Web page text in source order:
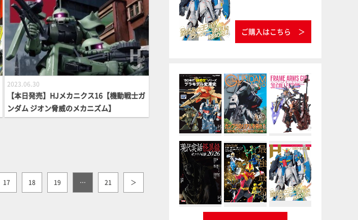
2023.06.30
【本日発売】HJメカニクス16【機動戦士ガ
ンダム ジオン脅威のメカニズム】
17 18 19 … 21 ＞
ご購入はこちら